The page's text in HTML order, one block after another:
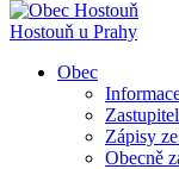
Hostouň u Prahy
Obec
Zápisy
Obecně